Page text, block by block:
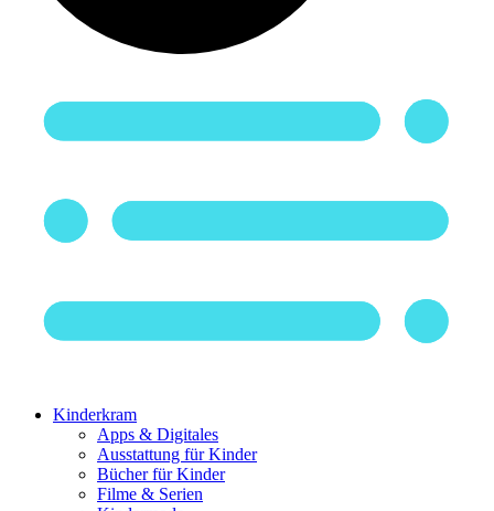
Kinderkram
Apps & Digitales
Ausstattung für Kinder
Bücher für Kinder
Filme & Serien